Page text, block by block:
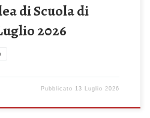
di Scuola di
2026
Pubblicato 13 Luglio 2026